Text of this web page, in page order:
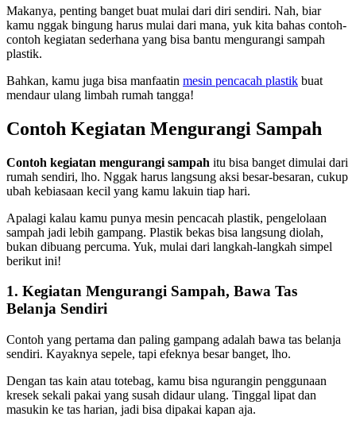
Makanya, penting banget buat mulai dari diri sendiri. Nah, biar
kamu nggak bingung harus mulai dari mana, yuk kita bahas contoh-
contoh kegiatan sederhana yang bisa bantu mengurangi sampah
plastik.
Bahkan, kamu juga bisa manfaatin mesin pencacah plastik buat
mendaur ulang limbah rumah tangga!
Contoh Kegiatan Mengurangi Sampah
Contoh kegiatan mengurangi sampah itu bisa banget dimulai dari
rumah sendiri, lho. Nggak harus langsung aksi besar-besaran, cukup
ubah kebiasaan kecil yang kamu lakuin tiap hari.
Apalagi kalau kamu punya mesin pencacah plastik, pengelolaan
sampah jadi lebih gampang. Plastik bekas bisa langsung diolah,
bukan dibuang percuma. Yuk, mulai dari langkah-langkah simpel
berikut ini!
1. Kegiatan Mengurangi Sampah, Bawa Tas
Belanja Sendiri
Contoh yang pertama dan paling gampang adalah bawa tas belanja
sendiri. Kayaknya sepele, tapi efeknya besar banget, lho.
Dengan tas kain atau totebag, kamu bisa ngurangin penggunaan
kresek sekali pakai yang susah didaur ulang. Tinggal lipat dan
masukin ke tas harian, jadi bisa dipakai kapan aja.